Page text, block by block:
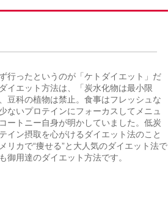
行ったというのが「ケトダイエット」だ
イエット方法は、「炭水化物は最小限
豆科の植物は禁止。食事はフレッシュな
ないプロテインにフォーカスしてメニュ
ートニー自身が明かしていました。低炭
イン摂取を心がけるダイエット法のこと
リカで“痩せる”と大人気のダイエット法で
御用達のダイエット方法です。